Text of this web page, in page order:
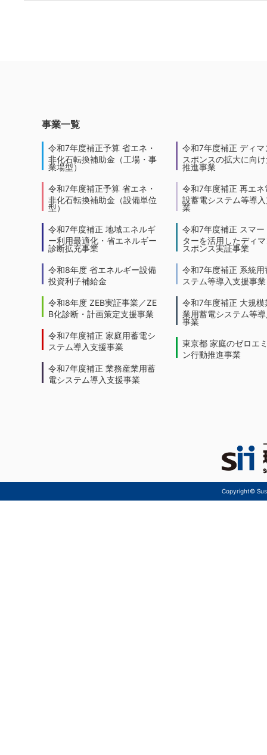
事業一覧
令和7年度補正予算 省エネ・
非化石転換補助金（工場・事
業場型）
令和7年度補正予算 省エネ・
非化石転換補助金（設備単位
型）
令和7年度補正 地域エネルギ
ー利用最適化・省エネルギー
診断拡充事業
令和8年度 省エネルギー設備
投資利子補給金
令和8年度 ZEB実証事業／ZE
B化診断・計画策定支援事業
令和7年度補正 家庭用蓄電シ
ステム導入支援事業
令和7年度補正 業務産業用蓄
電システム導入支援事業
令和7年度補正 ディマ
スポンスの拡大に向
推進事業
令和7年度補正 再エネ
設蓄電システム等導
業
令和7年度補正 スマー
ターを活用したディ
スポンス実証事業
令和7年度補正 系統用
ステム等導入支援事業
令和7年度補正 大規模
業用蓄電システム等
事業
東京都 家庭のゼロエ
ン行動推進事業
Copyright©